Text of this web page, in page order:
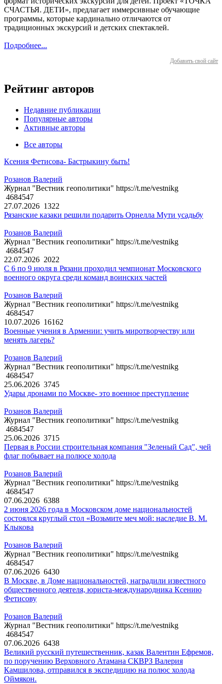
СЧАСТЬЯ. ДЕТИ», предлагает иммерсивные обучающие
программы, которые кардинально отличаются от
традиционных экскурсий и детских спектаклей.
Подробнее...
Добавить свой сайт
Рейтинг авторов
Недавние публикации
Популярные авторы
Активные авторы
Все авторы
Ксения Фетисова- Бастрыкину быть!
Розанов Валерий
Журнал "Вестник геополитики" https://t.me/vestnikg
4684547
27.07.2026 1322
Рязанские казаки решили подарить Орнелла Мути усадьбу
Розанов Валерий
Журнал "Вестник геополитики" https://t.me/vestnikg
4684547
22.07.2026 2022
С 6 по 9 июля в Рязани проходил чемпионат Московского
военного округа среди команд воинских частей
Розанов Валерий
Журнал "Вестник геополитики" https://t.me/vestnikg
4684547
10.07.2026 16162
Военные учения в Армении: учить миротворчеству или
менять лагерь?
Розанов Валерий
Журнал "Вестник геополитики" https://t.me/vestnikg
4684547
25.06.2026 3745
Удары дронами по Москве- это военное преступление
Розанов Валерий
Журнал "Вестник геополитики" https://t.me/vestnikg
4684547
25.06.2026 3715
Первая в России строительная компания "Зеленый Сад", чей
флаг побывает на полюсе холода
Розанов Валерий
Журнал "Вестник геополитики" https://t.me/vestnikg
4684547
07.06.2026 6388
2 июня 2026 года в Московском доме национальностей
состоялся круглый стол «Возьмите меч мой: наследие В. М.
Клыкова
Розанов Валерий
Журнал "Вестник геополитики" https://t.me/vestnikg
4684547
07.06.2026 6430
В Москве, в Доме национальностей, наградили известного
общественного деятеля, юриста-международника Ксению
Фетисову
Розанов Валерий
Журнал "Вестник геополитики" https://t.me/vestnikg
4684547
07.06.2026 6438
Великий русский путешественник, казак Валентин Ефремов,
по поручению Верховного Атамана СКВРЗ Валерия
Камшилова, отправился в экспедицию на полюс холода
Оймякон.